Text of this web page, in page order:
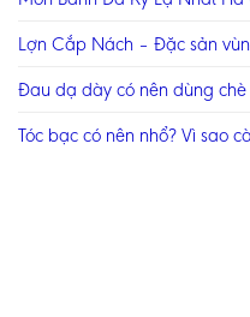
Lợn Cắp Nách – Đặc sản
Đau dạ dày có nên dùng chè
Tóc bạc có nên nhổ? Vì sao